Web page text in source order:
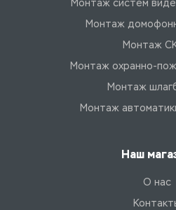
Монтаж систем
Монтаж
Монтаж
Монтаж охранно-
Монтаж
Монтаж
Наш
О нас